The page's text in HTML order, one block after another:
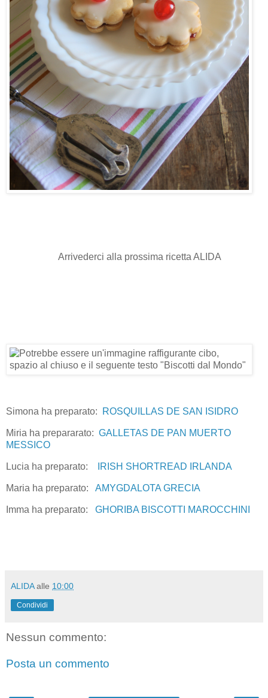
Arrivederci alla prossima ricetta ALIDA
Simona ha preparato: ROSQUILLAS DE SAN ISIDRO
Miria ha prepararato: GALLETAS DE PAN MUERTO
MESSICO
Lucia ha preparato: IRISH SHORTREAD IRLANDA
Maria ha preparato: AMYGDALOTA GRECIA
Imma ha preparato: GHORIBA BISCOTTI MAROCCHINI
ALIDA alle 10:00
Condividi
Nessun commento:
Posta un commento